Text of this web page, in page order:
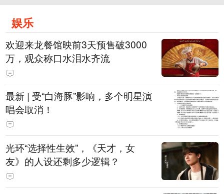
娱乐
欢迎来龙餐馆映前3天预售破3000
万，观众称口水泪水齐流
最新 | 受“白海豚”影响，多个明星演
唱会取消！
光环“选择性生效”，《天才，女
友》的人设还剩多少逻辑？